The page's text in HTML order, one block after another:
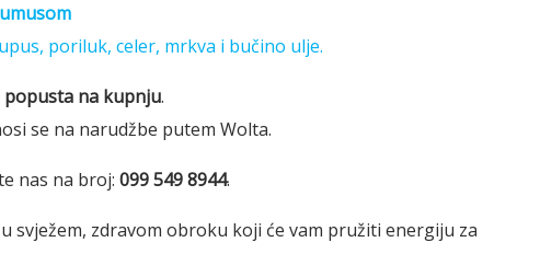
poriluk, celer, mrkva i bučino ulje.
popusta na kupnju.
se na narudžbe putem Wolta.
nas na broj: 099 549 8944.
svježem, zdravom obroku koji će vam pružiti energiju za